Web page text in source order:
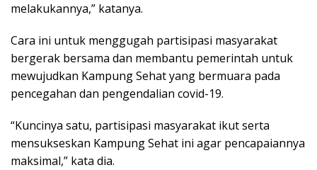
melakukannya,” katanya.
Cara ini untuk menggugah partisipasi masyarakat
bergerak bersama dan membantu pemerintah untuk
mewujudkan Kampung Sehat yang bermuara pada
pencegahan dan pengendalian covid-19.
“Kuncinya satu, partisipasi masyarakat ikut serta
mensukseskan Kampung Sehat ini agar pencapaiannya
maksimal,” kata dia.